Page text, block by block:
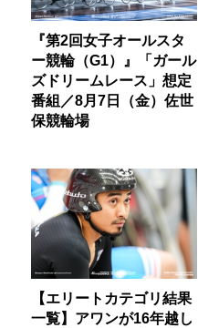
『第2回女子オールスタ
ー競輪（G1）』「ガール
ズドリームレース」想定
番組／8月7日（金）佐世
保競輪場
【エリートカテゴリ結果
一覧】アワンが16年越し